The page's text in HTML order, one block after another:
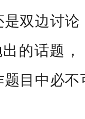
是双边讨
的话题
目中必不